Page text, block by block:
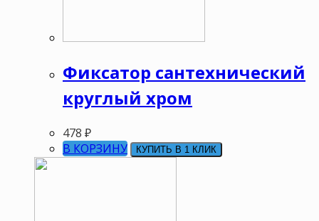
Фиксатор сантехнический
круглый хром
478 ₽
В КОРЗИНУ
КУПИТЬ В 1 КЛИК